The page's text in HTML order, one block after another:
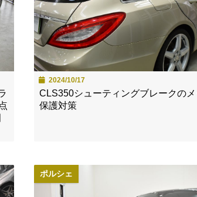
2024/10/17
CLS350シューティングブレークの
保護対策
ポルシェ